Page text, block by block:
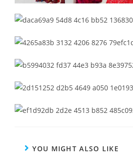
YOU MIGHT ALSO LIKE